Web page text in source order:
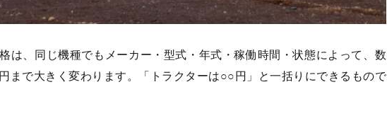
は、同じ機種でもメーカー・型式・年式・稼働時間・状態によって、数
まで大きく変わります。「トラクターは○○円」と一括りにできるもので